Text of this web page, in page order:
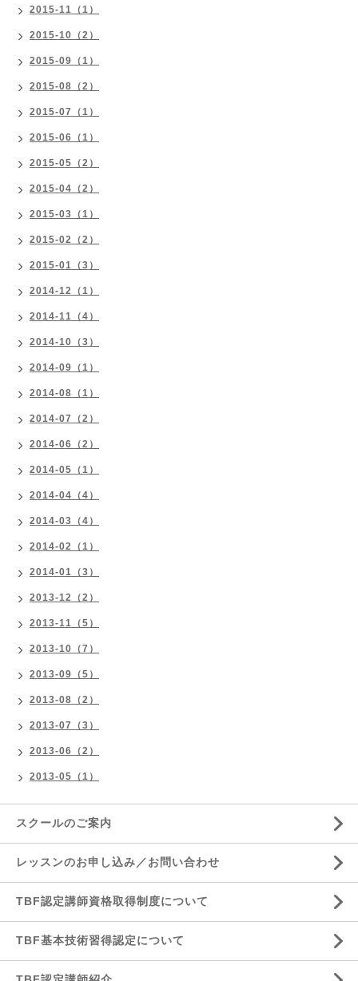
2015-11（1）
2015-10（2）
2015-09（1）
2015-08（2）
2015-07（1）
2015-06（1）
2015-05（2）
2015-04（2）
2015-03（1）
2015-02（2）
2015-01（3）
2014-12（1）
2014-11（4）
2014-10（3）
2014-09（1）
2014-08（1）
2014-07（2）
2014-06（2）
2014-05（1）
2014-04（4）
2014-03（4）
2014-02（1）
2014-01（3）
2013-12（2）
2013-11（5）
2013-10（7）
2013-09（5）
2013-08（2）
2013-07（3）
2013-06（2）
2013-05（1）
スクールのご案内
レッスンのお申し込み／お問い合わせ
TBF認定講師資格取得制度について
TBF基本技術習得認定について